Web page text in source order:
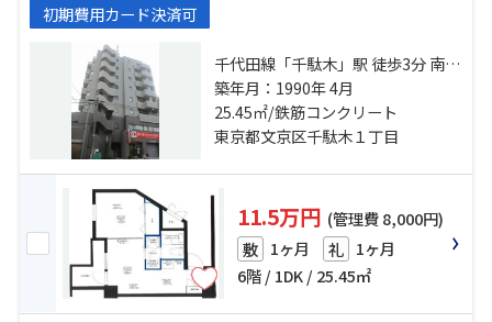
初期費用カード決済可
千代田線「千駄木」駅 徒歩3分 南北
線「本駒込」駅 徒歩10分 南北線
「東大前」駅 徒歩15分
築年月：1990年 4月
25.45㎡/鉄筋コンクリート
東京都文京区千駄木１丁目
11.5万円 (管理費 8,000円)
敷 1ヶ月 礼 1ヶ月
6階 / 1DK / 25.45㎡